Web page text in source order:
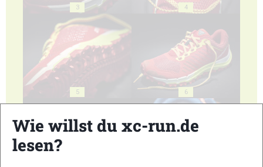
3 4
5 6
Wie willst du xc-run.de
lesen?